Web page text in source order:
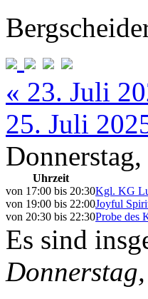
« 23. Juli
25. Juli
Uhrzeit
von 17:00 bis 20:30Kgl. KG
von 19:00 bis 22:00Joyful
von 20:30 bis 22:30Probe des
Es sind